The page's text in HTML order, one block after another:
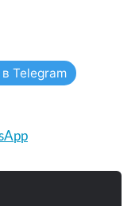
Telegram